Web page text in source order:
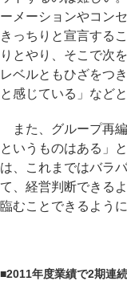
ーメーションやコン
きっちりと宣言する
りとやり、そこで次
レベルともひざをつ
と感じている」などと
また、グループ再
というものはある」
は、これまではバラ
て、経営判断できる
臨むことできるよう
■2011年度業績で2期連